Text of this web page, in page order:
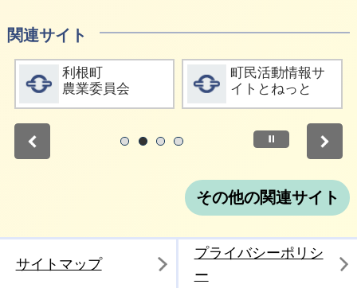
関連サイト
詳細をみる
利根町
農業委員会
詳細をみる
町民活動情報サ
イトとねっと
停止
その他の関連サイト
サイトマップ
プライバシーポリシ
ー